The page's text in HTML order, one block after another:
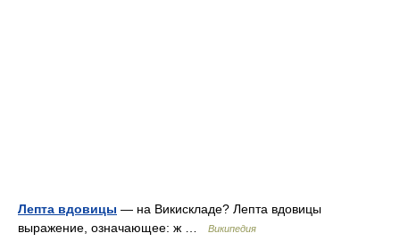
Лепта вдовицы — на Викискладе? Лепта вдовицы
выражение, означающее: ж …
Википедия